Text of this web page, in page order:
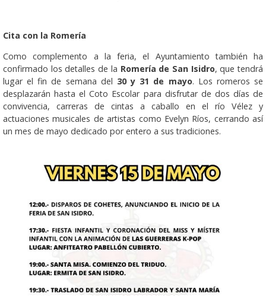
Cita con la Romería
Como complemento a la feria, el Ayuntamiento también ha
confirmado los detalles de la Romería de San Isidro, que tendrá
lugar el fin de semana del 30 y 31 de mayo. Los romeros se
desplazarán hasta el Coto Escolar para disfrutar de dos días de
convivencia, carreras de cintas a caballo en el río Vélez y
actuaciones musicales de artistas como Evelyn Ríos, cerrando así
un mes de mayo dedicado por entero a sus tradiciones.